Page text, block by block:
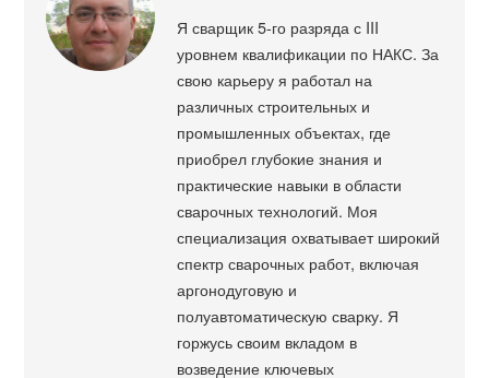
Я сварщик 5-го разряда с III
уровнем квалификации по НАКС. За
свою карьеру я работал на
различных строительных и
промышленных объектах, где
приобрел глубокие знания и
практические навыки в области
сварочных технологий. Моя
специализация охватывает широкий
спектр сварочных работ, включая
аргонодуговую и
полуавтоматическую сварку. Я
горжусь своим вкладом в
возведение ключевых